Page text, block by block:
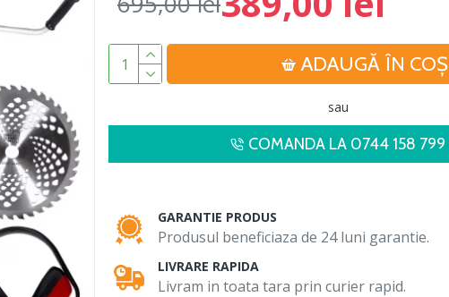
ADAUGĂ ÎN COŞ
sau
COMANDA LA 0744 158 799
GARANTIE PRODUS
Produsul beneficiaza de 24 luni garantie.
LIVRARE RAPIDA
Livram in toata tara prin curier rapid.